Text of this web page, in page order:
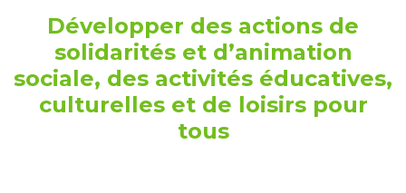
Développer des actions de
solidarités et d’animation
sociale, des activités éducatives,
culturelles et de loisirs pour
tous